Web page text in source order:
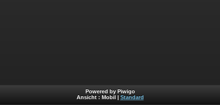
Powered by Piwigo
Ansicht : Mobil Standard